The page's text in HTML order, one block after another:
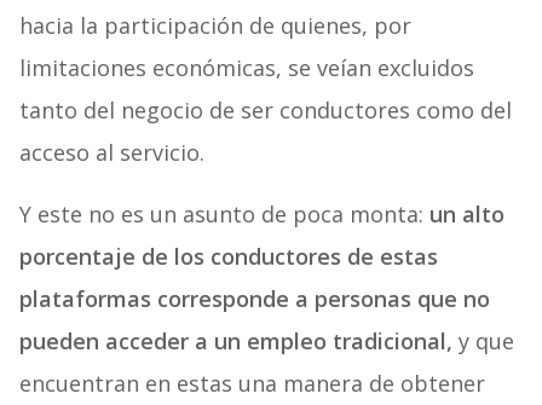
hacia la participación de quienes, por
limitaciones económicas, se veían excluidos
tanto del negocio de ser conductores como del
acceso al servicio.
Y este no es un asunto de poca monta: un alto
porcentaje de los conductores de estas
plataformas corresponde a personas que no
pueden acceder a un empleo tradicional, y que
encuentran en estas una manera de obtener